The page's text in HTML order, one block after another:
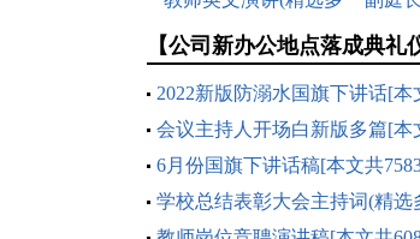
【公司新办公地点落成典礼
2022新版防溺水国旗下讲话[本
会议主持人开场白新版多篇[本
6月份国旗下讲话稿[本文共
学校总结表彰大会主持词(精选